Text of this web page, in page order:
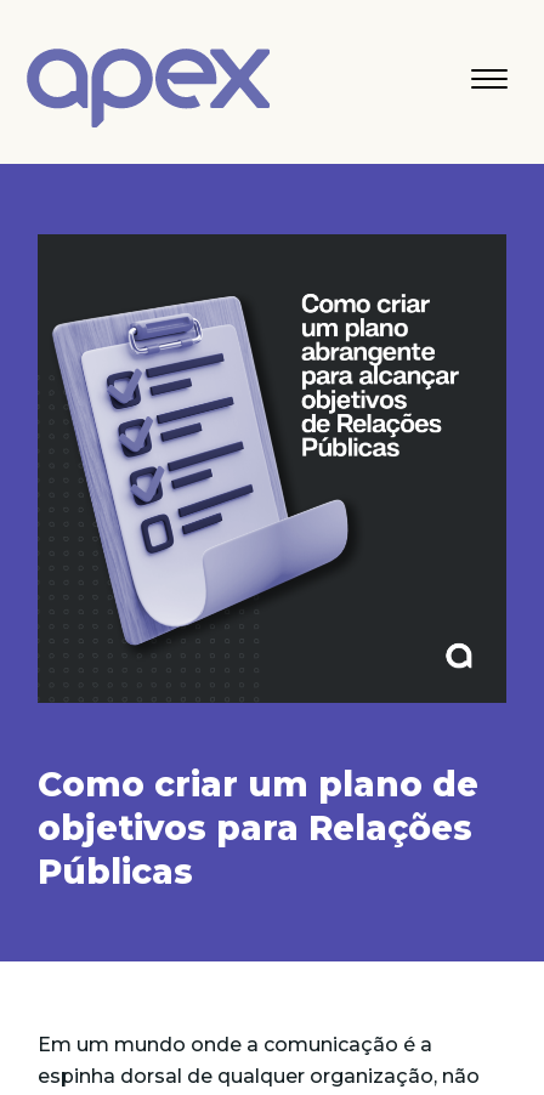
Como criar um plano de
objetivos para Relações
Públicas
Em um mundo onde a comunicação é a
espinha dorsal de qualquer organização, não